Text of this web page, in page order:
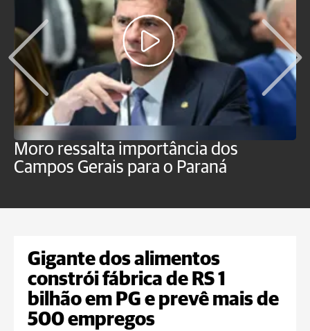
Moro ressalta importância dos
Campos Gerais para o Paraná
Gigante dos alimentos
constrói fábrica de RS 1
bilhão em PG e prevê mais de
500 empregos